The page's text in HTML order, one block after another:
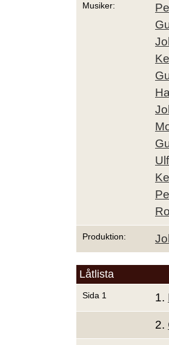
Musiker:
Produktion:
Låtlista
Sida 1 1.
2.